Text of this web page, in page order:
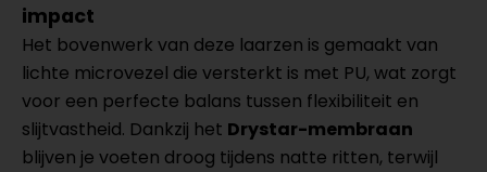
impact
Het bovenwerk van deze laarzen is gemaakt van
lichte microvezel die versterkt is met PU, wat zorgt
voor een perfecte balans tussen flexibiliteit en
slijtvastheid. Dankzij het Drystar-membraan
blijven je voeten droog tijdens natte ritten, terwijl